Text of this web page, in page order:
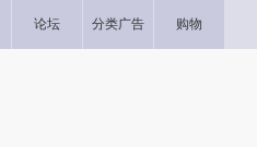
论坛 分类广告 购物